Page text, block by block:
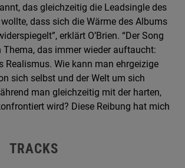
das gleichzeitig die Leadsingle des
dass sich die Wärme des Albums
erklärt O’Brien. “Der Song
Thema, das immer wieder auftaucht:
Realismus. Wie kann man ehrgeizige
sich selbst und der Welt um sich
man gleichzeitig mit der harten,
wird? Diese Reibung hat mich
TRACKS